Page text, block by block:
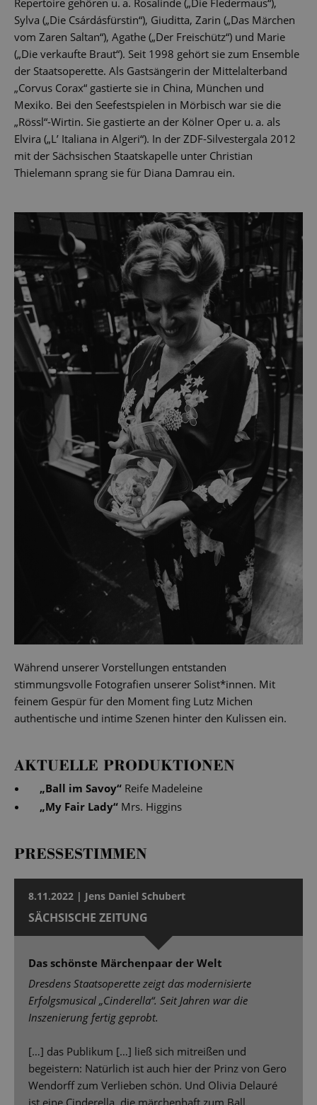
Sylva („Die Csárdásfürstin“), Giuditta, Zarin („Das Märchen
vom Zaren Saltan“), Agathe („Der Freischütz“) und Marie
(„Die verkaufte Braut“). Seit 1998 gehört sie zum Ensemble
der Staatsoperette. Als Gastsängerin der Mittelalterband
„Corvus Corax“ gastierte sie in China, München und
Mexiko. Bei den Seefestspielen in Mörbisch war sie die
„Rössl“-Wirtin. Sie gastierte an der Kölner Oper u. a. als
Elvira („L’ Italiana in Algeri“). In der ZDF-Silvestergala 2012
mit der Sächsischen Staatskapelle unter Christian
Thielemann sprang sie für Diana Damrau ein.
Während unserer Vorstellungen entstanden
stimmungsvolle Fotografien unserer Solist*innen. Mit
feinem Gespür für den Moment fing Lutz Michen
authentische und intime Szenen hinter den Kulissen ein.
AKTUELLE PRODUKTIONEN
„Ball im Savoy“ Reife Madeleine
„My Fair Lady“ Mrs. Higgins
PRESSESTIMMEN
8.11.2022 | Jens Daniel Schubert
SÄCHSISCHE ZEITUNG
Das schönste Märchenpaar der Welt
Dresdens Staatsoperette zeigt das modernisierte
Erfolgsmusical „Cinderella“. Seit Jahren war die
Inszenierung fertig geprobt.
[…] das Publikum […] ließ sich mitreißen und
begeistern: Natürlich ist auch hier der Prinz von Gero
Wendorff zum Verlieben schön. Und Olivia Delauré